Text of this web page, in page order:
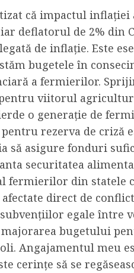
că impactul
deflatorul de 2% din
de inflație. Este
bugetele în
a fermierilor.
viitorul
o generație de
rezerva de criză
să asigure fonduri
securitatea
fermierilor din statele
direct de
egale între
bugetului
Angajamentul meu
cerințe să se
Gaza, scanteia
Orientul
NOVEMBER 1, 2023
3